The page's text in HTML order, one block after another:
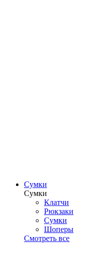
Сумки
Сумки
Клатчи
Рюкзаки
Сумки
Шоперы
Смотреть все